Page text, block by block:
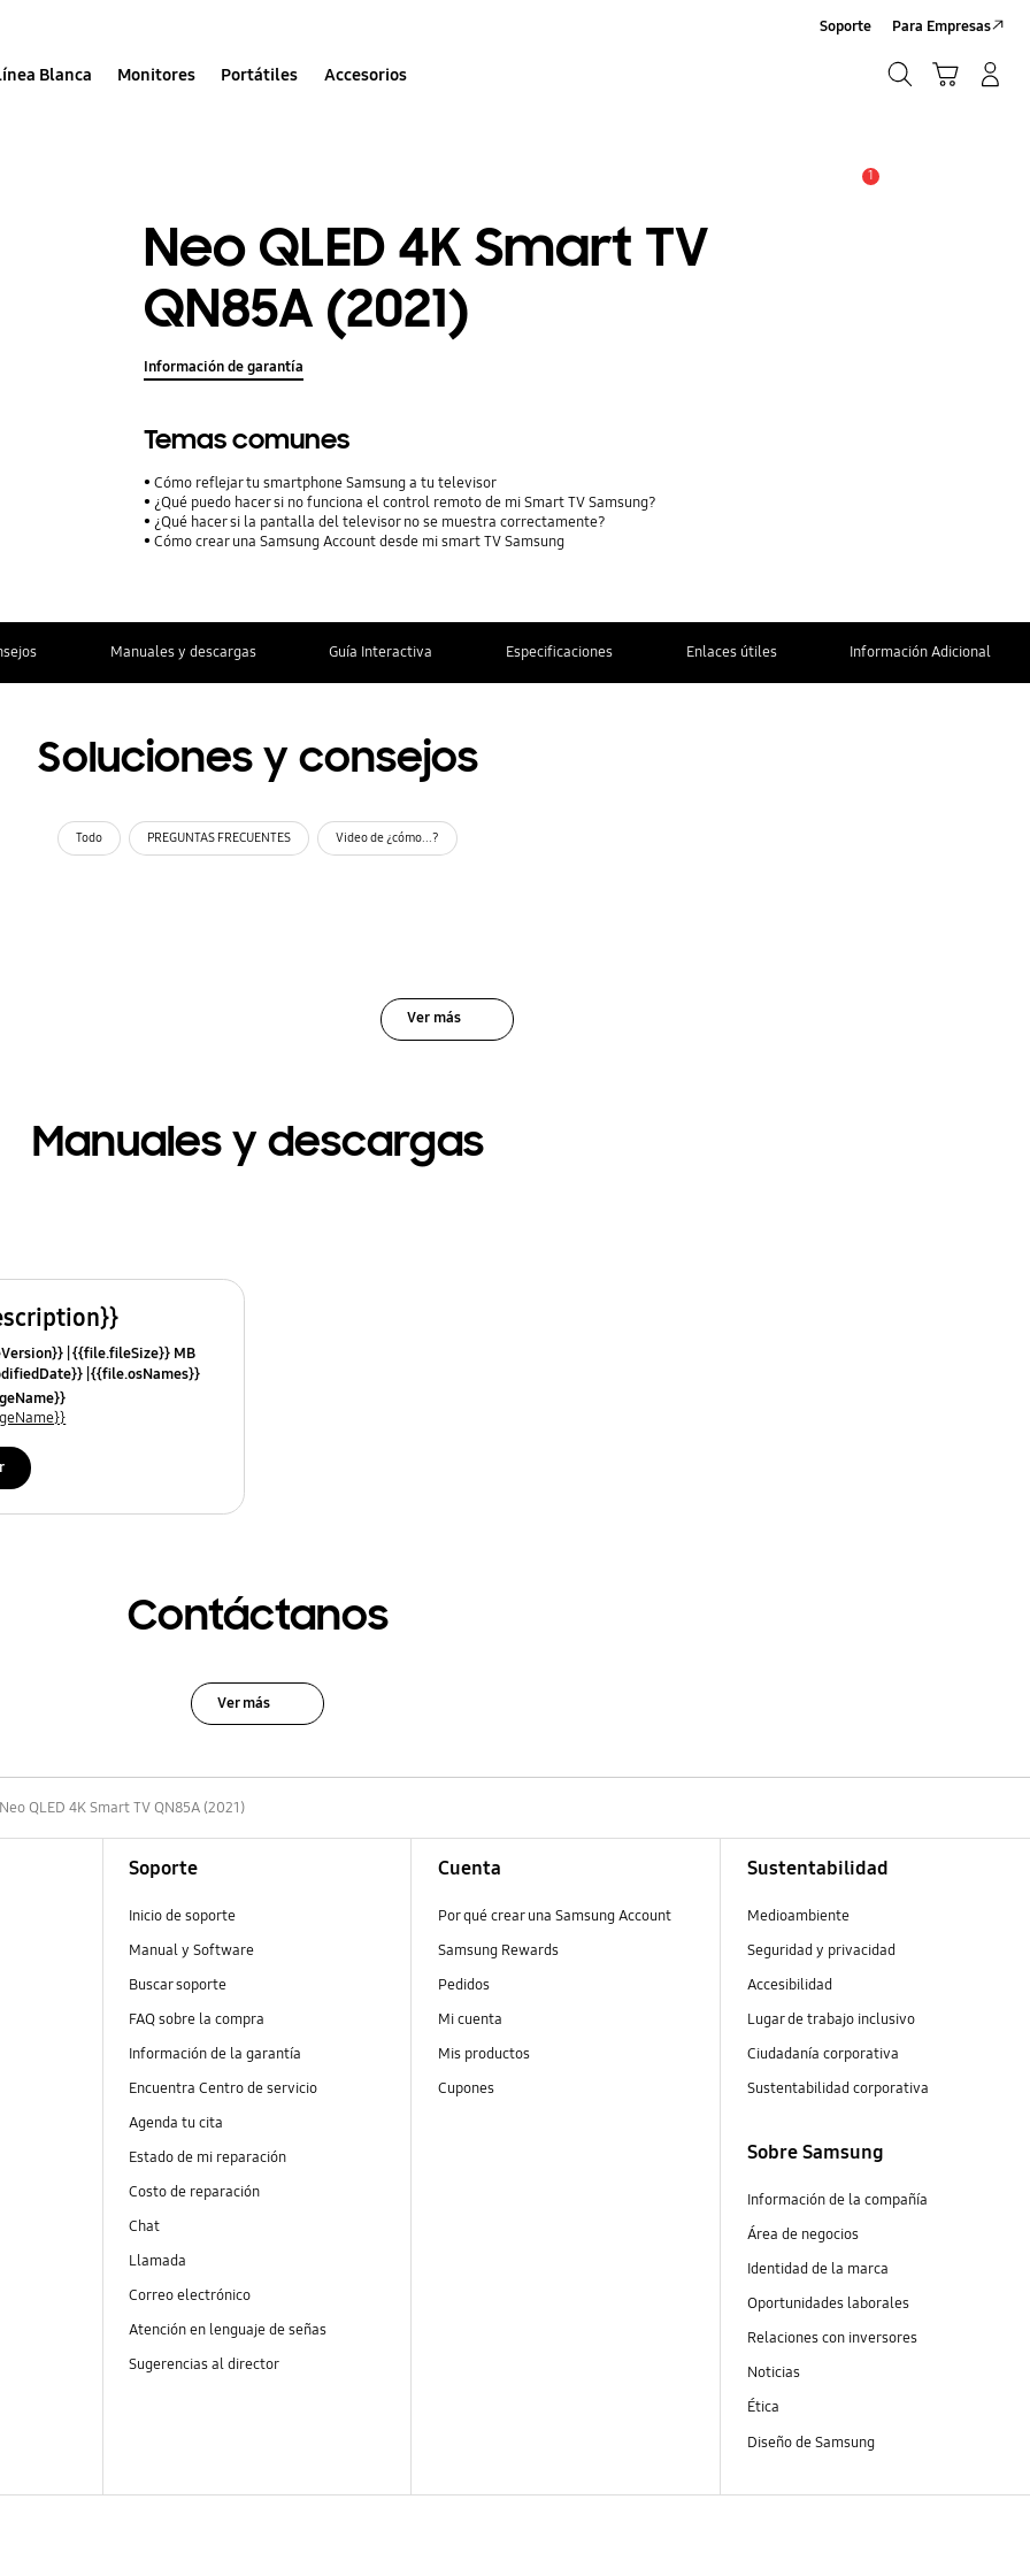
Blanca Monitores Portátiles Accesorios
Soporte Para Empresas
1
Neo QLED 4K Smart TV
QN85A (2021)
Información de garantía
Temas comunes
Cómo reflejar tu smartphone Samsung a tu televisor
¿Qué puedo hacer si no funciona el control remoto de mi Smart TV Samsung?
¿Qué hacer si la pantalla del televisor no se muestra correctamente?
Cómo crear una Samsung Account desde mi smart TV Samsung
Manuales y descargas Guía Interactiva Especificaciones Enlaces útiles Información Adicional
Soluciones y consejos
Todo PREGUNTAS FRECUENTES Video de ¿cómo...?
Ver más
Manuales y descargas
{{file.fileSize}} MB
{{file.osNames}}
Contáctanos
Ver más
Neo QLED 4K Smart TV QN85A (2021)
Soporte
Inicio de soporte
Manual y Software
Buscar soporte
FAQ sobre la compra
Información de la garantía
Encuentra Centro de servicio
Agenda tu cita
Estado de mi reparación
Costo de reparación
Chat
Llamada
Correo electrónico
Atención en lenguaje de señas
Sugerencias al director
Cuenta
Por qué crear una Samsung Account
Samsung Rewards
Pedidos
Mi cuenta
Mis productos
Cupones
Sustentabilidad
Medioambiente
Seguridad y privacidad
Accesibilidad
Lugar de trabajo inclusivo
Ciudadanía corporativa
Sustentabilidad corporativa
Sobre Samsung
Información de la compañía
Área de negocios
Identidad de la marca
Oportunidades laborales
Relaciones con inversores
Noticias
Ética
Diseño de Samsung